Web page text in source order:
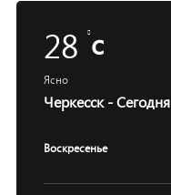
28 c
Ясно
Черкесск - Сегодня
Воскресенье